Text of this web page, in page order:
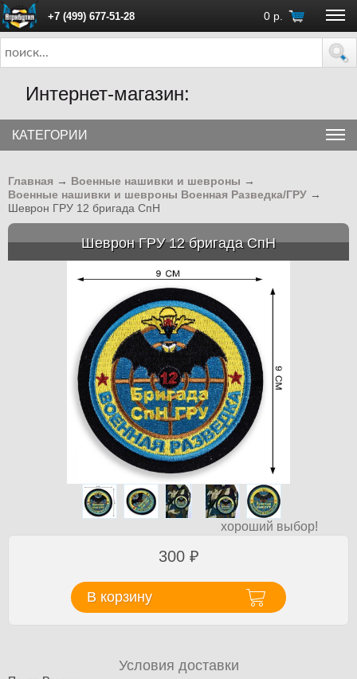
+7 (499) 677-51-28 0 р.
ПН - ПТ с 10:00 до 18:00 (Москва)
Интернет-магазин:
КАТЕГОРИИ
Главная → Военные нашивки и шевроны →
Военные нашивки и шевроны Военная Разведка/ГРУ →
Шеврон ГРУ 12 бригада СпН
Шеврон ГРУ 12 бригада СпН
хороший выбор!
300 ₽
В корзину
Условия доставки